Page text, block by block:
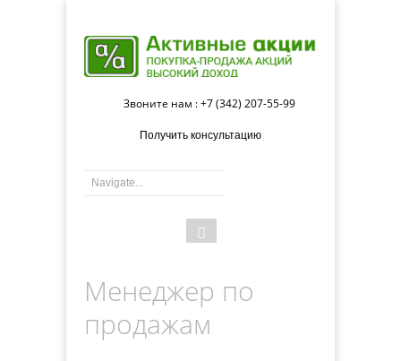
Звоните нам : +7 (342) 207-55-99
Получить консультацию
Форма
Поиск
Менеджер по
продажам